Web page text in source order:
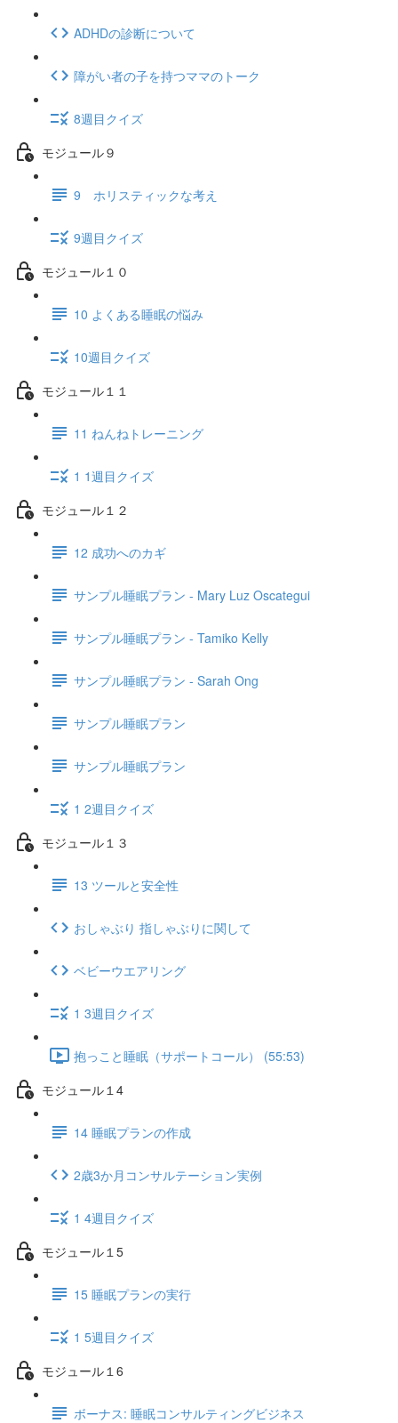
ADHDの診断について
障がい者の子を持つママのトーク
8週目クイズ
モジュール９
9 ホリスティックな考え
9週目クイズ
モジュール１０
10 よくある睡眠の悩み
10週目クイズ
モジュール１１
11 ねんねトレーニング
1 1週目クイズ
モジュール１２
12 成功へのカギ
サンプル睡眠プラン - Mary Luz Oscategui
サンプル睡眠プラン - Tamiko Kelly
サンプル睡眠プラン - Sarah Ong
サンプル睡眠プラン
サンプル睡眠プラン
1 2週目クイズ
モジュール１３
13 ツールと安全性
おしゃぶり 指しゃぶりに関して
ベビーウエアリング
1 3週目クイズ
抱っこと睡眠（サポートコール） (55:53)
モジュール１4
14 睡眠プランの作成
2歳3か月コンサルテーション実例
1 4週目クイズ
モジュール１5
15 睡眠プランの実行
1 5週目クイズ
モジュール１6
ボーナス: 睡眠コンサルティングビジネス